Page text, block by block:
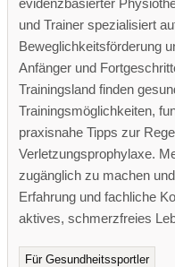
evidenzbasierter
und Trainer spezialisiert
Beweglichkeitsförderung
Anfänger und
Trainingsland finden
Trainingsmöglichkeiten,
praxisnahe Tipps zur
Verletzungsprophylaxe.
zugänglich zu machen
Erfahrung und fachliche
aktives, schmerzfreies
Für Gesundheitssportler